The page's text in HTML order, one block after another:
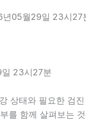
년05월29일 23시27
23시27분
상태와 필요한
를 함께 살펴보는